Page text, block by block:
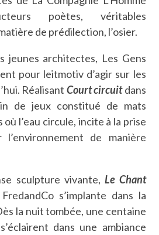
poètes, véritables
de prédilection, l’osier.
jeunes architectes, Les Gens
pour leitmotiv d’agir sur les
Réalisant Court circuitdans
de jeux constitué de mats
l’eau circule, incite à la prise
de manière
sculpture vivante, Le Chant
s’implante dans la
la nuit tombée, une centaine
dans une ambiance